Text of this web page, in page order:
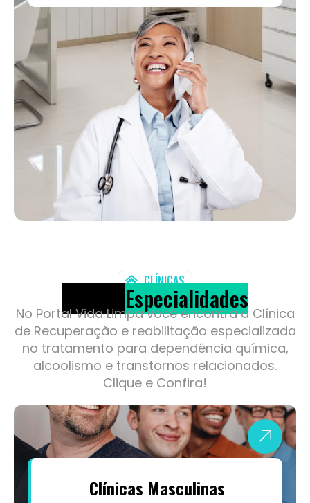
Especialidades
No Portal Vida Limpa você encontra a Clínica
de Recuperação e reabilitação especializada
no tratamento para dependência química,
alcoolismo e transtornos relacionados.
Clique e Confira!
Clínicas Masculinas
148 clínicas